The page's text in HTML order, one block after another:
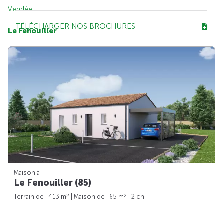
TÉLÉCHARGER NOS BROCHURES
Vendée
Le Fenouiller
Maison à
Le Fenouiller (85)
Terrain de : 413 m2 | Maison de : 65 m2
| 2 ch.